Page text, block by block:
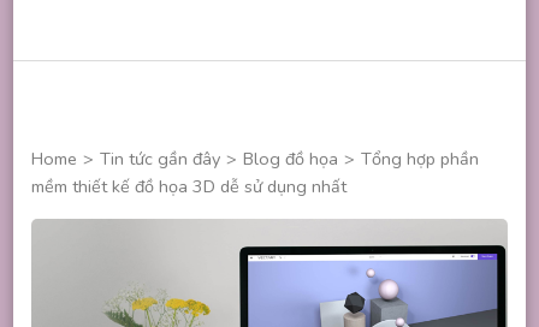
Home > Tin tức gần đây > Blog đồ họa > Tổng hợp phần
mềm thiết kế đồ họa 3D dễ sử dụng nhất